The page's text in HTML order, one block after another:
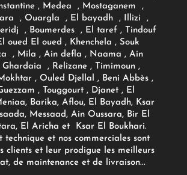
, Medea , Mostaganem ,
, Ouargla , El bayadh , Illizi ,
, Boumerdes , El taref , Tindouf
oued El oued , Khenchela , Souk
, Mila , Ain defla , Naama , Ain
, Relizane , Timimoun ,
, Ouled Djellal , Beni Abbès ,
, Touggourt , Djanet , El
Barika, Aflou, El Bayadh, Ksar
Messaad, Ain Oussara, Bir El
El Aricha et Ksar El Boukhari.
technique et nos commerciales sont
clients et leur prodigue les meilleurs
de maintenance et de livraison...